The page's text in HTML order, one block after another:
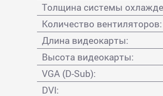
Толщина системы
Количество вентиляторов:
Длина видеокарты:
Высота видеокарты:
VGA (D-Sub):
DVI: